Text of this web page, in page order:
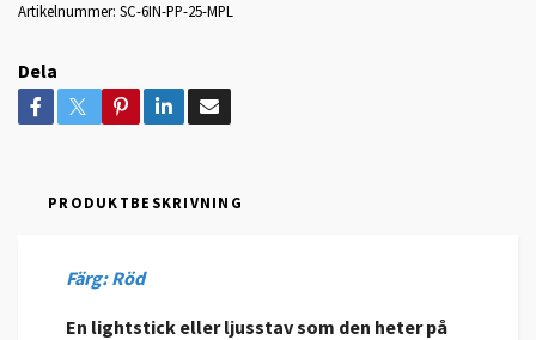
Artikelnummer: SC-6IN-PP-25-MPL
Dela
PRODUKTBESKRIVNING
Färg: Röd
En lightstick eller ljusstav som den heter på